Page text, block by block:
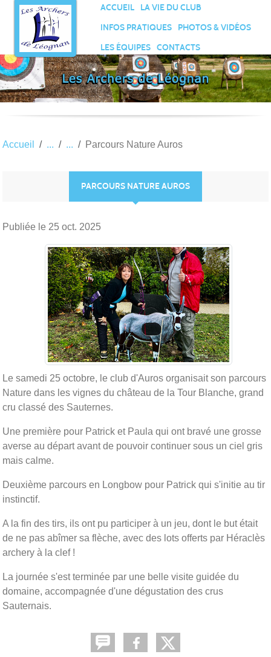
ACCUEIL
LA VIE DU CLUB
INFOS PRATIQUES
PHOTOS & VIDÉOS
LES ÉQUIPES
CONTACTS
Accueil Parcours Nature Auros
PARCOURS NATURE AUROS
Publiée le 25 oct. 2025
Le samedi 25 octobre, le club d'Auros organisait son parcours
Nature dans les vignes du château de la Tour Blanche, grand
cru classé des Sauternes.
Une première pour Patrick et Paula qui ont bravé une grosse
averse au départ avant de pouvoir continuer sous un ciel gris
mais calme.
Deuxième parcours en Longbow pour Patrick qui s'initie au tir
instinctif.
A la fin des tirs, ils ont pu participer à un jeu, dont le but était
de ne pas abîmer sa flèche, avec des lots offerts par Héraclès
archery à la clef !
La journée s'est terminée par une belle visite guidée du
domaine, accompagnée d'une dégustation des crus
Sauternais.
Panneau de gestion des cookies